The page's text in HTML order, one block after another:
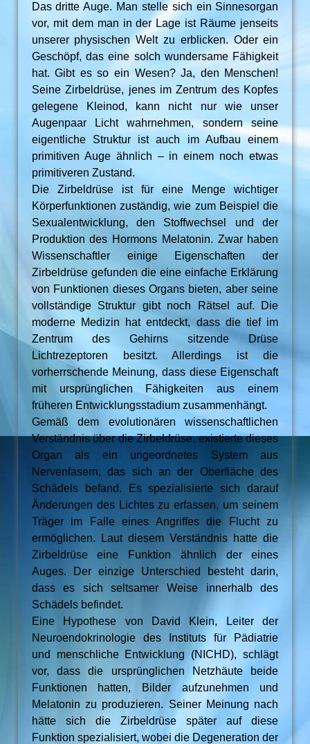
Das dritte Auge. Man stelle sich ein Sinnesorgan
vor, mit dem man in der Lage ist Räume jenseits
unserer physischen Welt zu erblicken. Oder ein
Geschöpf, das eine solch wundersame Fähigkeit
hat. Gibt es so ein Wesen? Ja, den Menschen!
Seine Zirbeldrüse, jenes im Zentrum des Kopfes
gelegene Kleinod, kann nicht nur wie unser
Augenpaar Licht wahrnehmen, sondern seine
eigentliche Struktur ist auch im Aufbau einem
primitiven Auge ähnlich – in einem noch etwas
primitiveren Zustand.
Die Zirbeldrüse ist für eine Menge wichtiger
Körperfunktionen zuständig, wie zum Beispiel die
Sexualentwicklung, den Stoffwechsel und der
Produktion des Hormons Melatonin. Zwar haben
Wissenschaftler einige Eigenschaften der
Zirbeldrüse gefunden die eine einfache Erklärung
von Funktionen dieses Organs bieten, aber seine
vollständige Struktur gibt noch Rätsel auf. Die
moderne Medizin hat entdeckt, dass die tief im
Zentrum des Gehirns sitzende Drüse
Lichtrezeptoren besitzt. Allerdings ist die
vorherrschende Meinung, dass diese Eigenschaft
mit ursprünglichen Fähigkeiten aus einem
früheren Entwicklungsstadium zusammenhängt.
Gemäß dem evolutionären wissenschaftlichen
Verständnis über die Zirbeldrüse, existierte dieses
Organ als ein ungeordnetes System aus
Nervenfasern, das sich an der Oberfläche des
Schädels befand. Es spezialisierte sich darauf
Änderungen des Lichtes zu erfassen, um seinem
Träger im Falle eines Angriffes die Flucht zu
ermöglichen. Laut diesem Verständnis hatte die
Zirbeldrüse eine Funktion ähnlich der eines
Auges. Der einzige Unterschied besteht darin,
dass es sich seltsamer Weise innerhalb des
Schädels befindet.
Eine Hypothese von David Klein, Leiter der
Neuroendokrinologie des Instituts für Pädiatrie
und menschliche Entwicklung (NICHD), schlägt
vor, dass die ursprünglichen Netzhäute beide
Funktionen hatten, Bilder aufzunehmen und
Melatonin zu produzieren. Seiner Meinung nach
hätte sich die Zirbeldrüse später auf diese
Funktion spezialisiert, wobei die Degeneration der